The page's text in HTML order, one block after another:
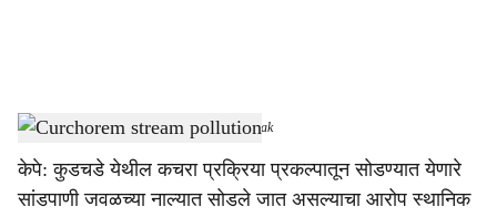
a
Curchorem stream pollution-Dainik Gomantak
केपे: कुडचडे येथील कचरा प्रक्रिया प्रकल्पातून सोडण्यात येणारे
सांडपाणी जवळच्या नाल्यात सोडले जात असल्याचा आरोप स्थानिक